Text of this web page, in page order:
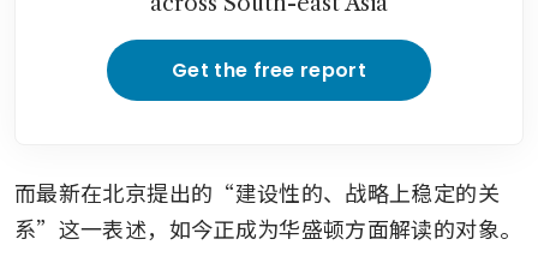
Get the free report
而最新在北京提出的“建设性的、战略上稳定的关
系”这一表述，如今正成为华盛顿方面解读的对象。